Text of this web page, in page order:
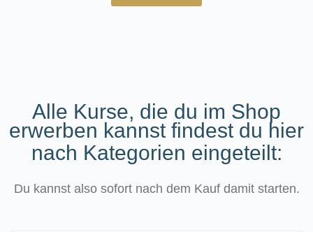
Alle Kurse, die du im Shop
erwerben kannst findest du hier
nach Kategorien eingeteilt:
Du kannst also sofort nach dem Kauf damit starten.